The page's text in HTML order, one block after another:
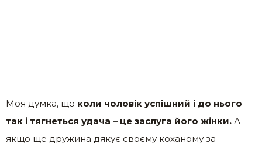
Моя думка, що коли чоловік успішний і до нього
так і тягнеться удача – це заслуга його жінки. А
якщо ще дружина дякує своєму коханому за